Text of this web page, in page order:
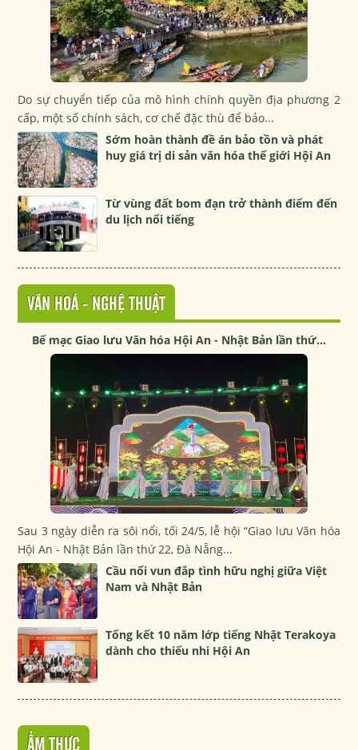
Do sự chuyển tiếp của mô hình chính quyền địa phương 2
cấp, một số chính sách, cơ chế đặc thù để bảo...
Sớm hoàn thành đề án bảo tồn và phát
huy giá trị di sản văn hóa thế giới Hội An
Từ vùng đất bom đạn trở thành điểm đến
du lịch nổi tiếng
VĂN HOÁ - NGHỆ THUẬT
Bế mạc Giao lưu Văn hóa Hội An - Nhật Bản lần thứ...
Sau 3 ngày diễn ra sôi nổi, tối 24/5, lễ hội “Giao lưu Văn hóa
Hội An - Nhật Bản lần thứ 22, Đà Nẵng...
Cầu nối vun đắp tình hữu nghị giữa Việt
Nam và Nhật Bản
Tổng kết 10 năm lớp tiếng Nhật Terakoya
dành cho thiếu nhi Hội An
ẨM THỰC